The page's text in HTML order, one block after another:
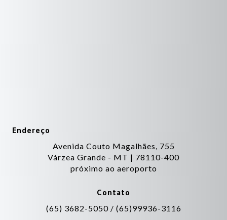
Endereço
Avenida Couto Magalhães, 755
Várzea Grande - MT | 78110-400
próximo ao aeroporto
Contato
(65) 3682-5050 / (65)99936-3116(opens in